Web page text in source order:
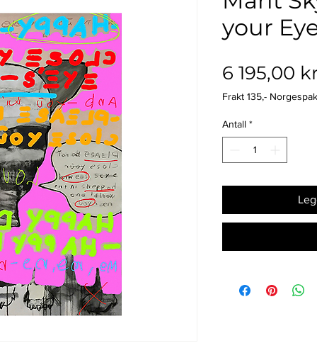
your
6 195,00
Frakt 135,-
Antall *